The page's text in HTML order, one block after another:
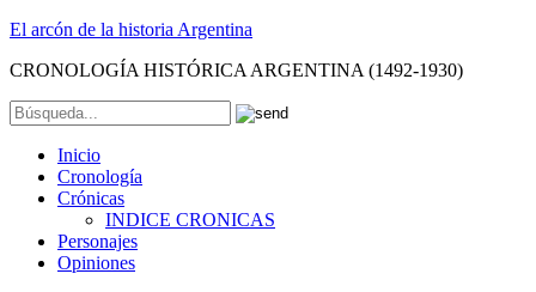
El arcón de la historia Argentina
CRONOLOGÍA HISTÓRICA ARGENTINA (1492-1930)
Inicio
Cronología
Crónicas
INDICE CRONICAS
Personajes
Opiniones